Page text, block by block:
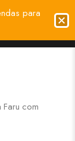
Faru com
para